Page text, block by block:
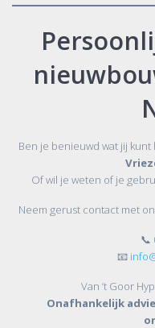
Ben je benieuwd wat jij
Of wil je weten of je
Neem gerust contact met
📞
📧
Van ’t Goor
Onafhankelijk